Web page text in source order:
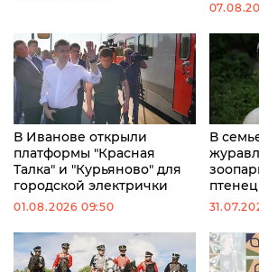
В Иванове открыли
платформы "Красная
Талка" и "Курьяново" для
городской электрички
01.08.2026 09:50
В
птенец